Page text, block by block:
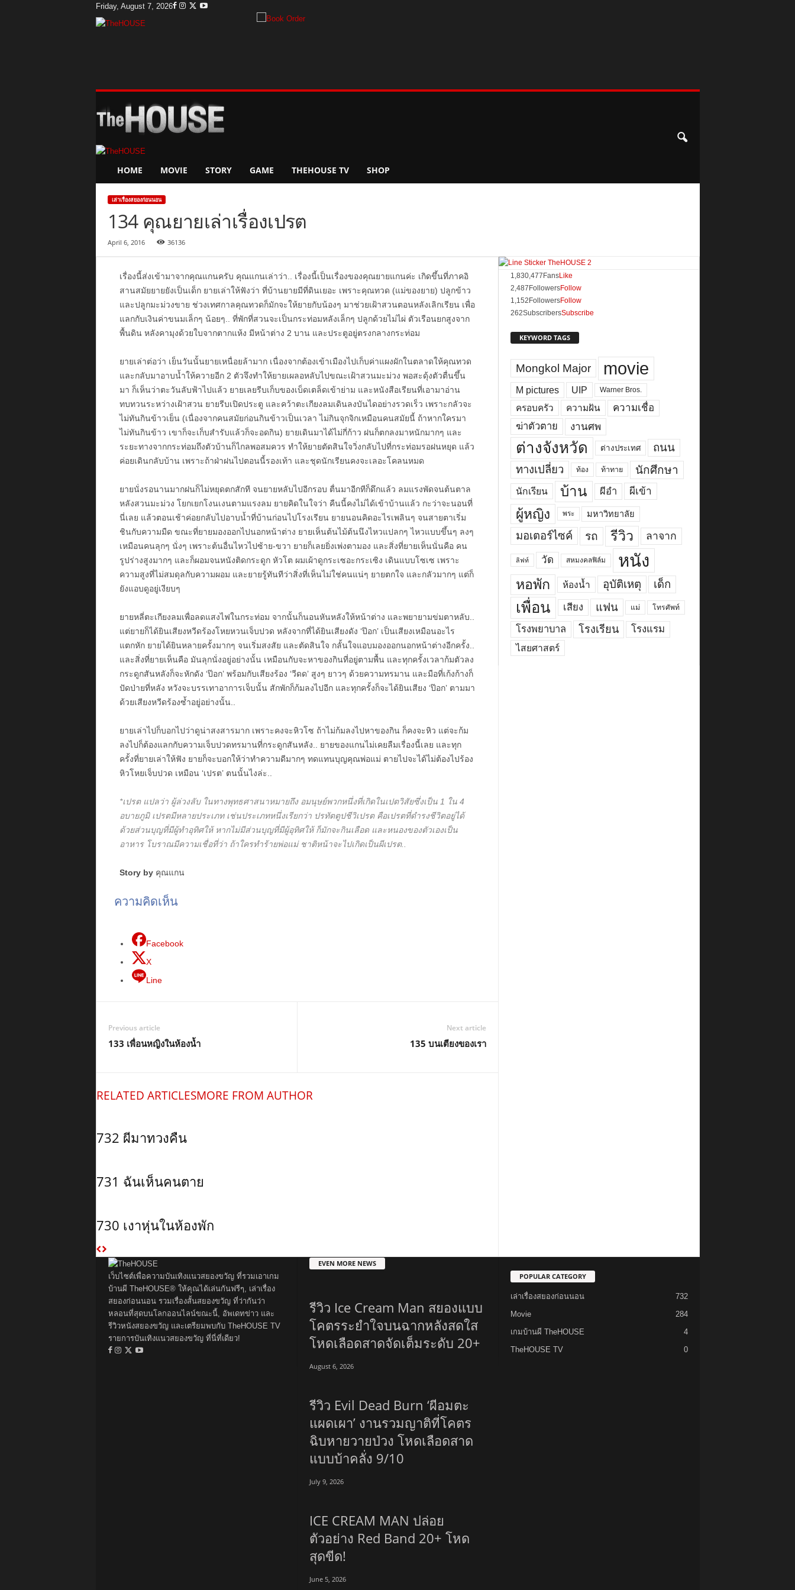
Friday, August 7, 2026
s
HOME MOVIE STORY GAME THEHOUSE TV SHOP
เล่าเรื่องสยองก่อนนอน
134 คุณยายเล่าเรื่องเปรต
April 6, 2016 36136
เรื่องนี้ส่งเข้ามาจากคุณแกนครับ คุณแกนเล่าว่า.. เรื่องนี้เป็นเรื่องของคุณยายแกนค่ะ เกิดขึ้นที่ภาคอิ
สานสมัยยายยังเป็นเด็ก ยายเล่าให้ฟังว่า ที่บ้านยายมีที่ดินเยอะ เพราะคุณทวด (แม่ของยาย) ปลูกข้าว
และปลูกมะม่วงขาย ช่วงเทศกาลคุณทวดก็มักจะให้ยายกับน้องๆ มาช่วยเฝ้าสวนตอนหลังเลิกเรียน เพื่อ
แลกกับเงินค่าขนมเล็กๆ น้อยๆ.. ที่พักที่สวนจะเป็นกระท่อมหลังเล็กๆ ปลูกด้วยไม่ไผ่ ตัวเรือนยกสูงจาก
พื้นดิน หลังคามุงด้วยใบจากตากแห้ง มีหน้าต่าง 2 บาน และประตูอยู่ตรงกลางกระท่อม
ยายเล่าต่อว่า เย็นวันนั้นยายเหนื่อยล้ามาก เนื่องจากต้องเข้าเมืองไปเก็บค่าแผงผักในตลาดให้คุณทวด
และกลับมาอาบน้ำให้ควายอีก 2 ตัวจึงทำให้ยายเผลอหลับไปขณะเฝ้าสวนมะม่วง พอสะดุ้งตัวตื่นขึ้น
มา ก็เห็นว่าตะวันลับฟ้าไปแล้ว ยายเลยรีบเก็บของเบ็ดเตล็ดเข้าย่าม และหนังสือเรียนที่เอามาอ่าน
ทบทวนระหว่างเฝ้าสวน ยายรีบเปิดประตู และคว้าตะเกียงลมเดินลงบันไดอย่างรวดเร็ว เพราะกลัวจะ
ไม่ทันกินข้าวเย็น (เนื่องจากคนสมัยก่อนกินข้าวเป็นเวลา ไม่กินจุกจิกเหมือนคนสมัยนี้ ถ้าหากใครมา
ไม่ทันกินข้าว เขาก็จะเก็บสำรับแล้วก็จะอดกิน) ยายเดินมาได้ไม่กี่ก้าว ฝนก็ตกลงมาหนักมากๆ และ
ระยะทางจากกระท่อมถึงตัวบ้านก็ไกลพอสมควร ทำให้ยายตัดสินใจวิ่งกลับไปที่กระท่อมรอฝนหยุด แล้ว
ค่อยเดินกลับบ้าน เพราะถ้าฝ่าฝนไปตอนนี้รองเท้า และชุดนักเรียนคงจะเลอะโคลนหมด
ยายนั่งรอนานมากฝนก็ไม่หยุดตกสักที จนยายหลับไปอีกรอบ ตื่นมาอีกทีก็ดึกแล้ว ลมแรงพัดจนต้นตาล
หลังสวนมะม่วง โยกเยกโงนเงนตามแรงลม ยายคิดในใจว่า คืนนี้คงไม่ได้เข้าบ้านแล้ว กะว่าจะนอนที่
นี่เลย แล้วตอนเช้าค่อยกลับไปอาบน้ำที่บ้านก่อนไปโรงเรียน ยายนอนคิดอะไรเพลินๆ จนสายตาเริ่ม
ชินกับความมืด ขณะที่ยายมองออกไปนอกหน้าต่าง ยายเห็นต้นไม้ต้นนึงไหวแปลกๆ ไหวแบบขึ้นๆ ลงๆ
เหมือนคนลุกๆ นั่งๆ เพราะต้นอื่นไหวไปซ้าย-ขวา ยายก็เลยยิ่งเพ่งตามอง และสิ่งที่ยายเห็นนั่นคือ คน
รูปร่างสูงมากๆ และก็ผอมจนหนังติดกระดูก หัวโต ผมเผ้าดูกระเซอะกระเซิง เดินแบบโซเซ เพราะ
ความสูงที่ไม่สมดุลกับความผอม และยายรู้ทันทีว่าสิ่งที่เห็นไม่ใช่คนแน่ๆ ยายตกใจ และกลัวมากๆ แต่ก็
ยังแอบดูอยู่เงียบๆ
ยายหลี่ตะเกียงลมเพื่อลดแสงไฟในกระท่อม จากนั้นก็นอนหันหลังให้หน้าต่าง และพยายามข่มตาหลับ..
แต่ยายก็ได้ยินเสียงหวีดร้องโหยหวนเจ็บปวด หลังจากที่ได้ยินเสียงดัง ‘ป๊อก’ เป็นเสียงเหมือนอะไร
แตกหัก ยายได้ยินหลายครั้งมากๆ จนเริ่มสงสัย และตัดสินใจ กลั้นใจแอบมองออกนอกหน้าต่างอีกครั้ง..
และสิ่งที่ยายเห็นคือ มันลุกนั่งอยู่อย่างนั้น เหมือนกับจะหาของกินที่อยู่ตามพื้น และทุกครั้งเวลาก้มตัวลง
กระดูกสันหลังก็จะหักดัง ‘ป๊อก’ พร้อมกับเสียงร้อง ‘วีดด’ สูงๆ ยาวๆ ด้วยความทรมาน และมือที่เก้งก้างก็
ปัดป่ายที่หลัง หวังจะบรรเทาอาการเจ็บนั้น สักพักก็ก้มลงไปอีก และทุกครั้งก็จะได้ยินเสียง ‘ป๊อก’ ตามมา
ด้วยเสียงหวีดร้องซ้ำอยู่อย่างนั้น..
ยายเล่าไปก็บอกไปว่าดูน่าสงสารมาก เพราะคงจะหิวโซ ถ้าไม่ก้มลงไปหาของกิน ก็คงจะหิว แต่จะก้ม
ลงไปก็ต้องแลกกับความเจ็บปวดทรมานที่กระดูกสันหลัง.. ยายของแกนไม่เคยลืมเรื่องนี้เลย และทุก
ครั้งที่ยายเล่าให้ฟัง ยายก็จะบอกให้ว่าทำความดีมากๆ ทดแทนบุญคุณพ่อแม่ ตายไปจะได้ไม่ต้องไปร้อง
หิวโหยเจ็บปวด เหมือน ‘เปรต’ ตนนั้นไงล่ะ..
*เปรต แปลว่า ผู้ล่วงลับ ในทางพุทธศาสนาหมายถึง อมนุษย์พวกหนึ่งที่เกิดในเปตวิสัยซึ่งเป็น 1 ใน 4
อบายภูมิ เปรตมีหลายประเภท เช่นประเภทหนึ่งเรียกว่า ปรทัตตูปชีวิเปรต คือเปรตที่ดำรงชีวิตอยู่ได้
ด้วยส่วนบุญที่มีผู้ทำอุทิศให้ หากไม่มีส่วนบุญที่มีผู้อุทิศให้ ก็มักจะกินเลือด และหนองของตัวเองเป็น
อาหาร โบราณมีความเชื่อที่ว่า ถ้าใครทำร้ายพ่อแม่ ชาติหน้าจะไปเกิดเป็นผีเปรต..
Story byคุณแกน
ความคิดเห็น
Facebook
X
Line
Previous article
133 เพื่อนหญิงในห้องน้ำ
Next article
135 บนเตียงของเรา
RELATED ARTICLESMORE FROM AUTHOR
732 ผีมาทวงคืน
731 ฉันเห็นคนตาย
730 เงาหุ่นในห้องพัก
1,830,477 FansLike
2,487 FollowersFollow
1,152 FollowersFollow
262SubscribersSubscribe
KEYWORD TAGS
Mongkol Major movie
M pictures UIP Warner Bros.
ครอบครัว ความฝัน
ความเชื่อ
ฆ่าตัวตาย
งานศพ
ต่างจังหวัด ต่างประเทศ
ถนน
ทางเปลี่ยว
ท้อง ท้าทาย นักศึกษา
นักเรียน บ้าน ผีอำ ผีเข้า
ผู้หญิง พระ มหาวิทยาลัย
มอเตอร์ไซค์ รถ รีวิว ลาจาก
ลิฟท์ วัด สหมงคลฟิล์ม หนัง
หอพัก ห้องน้ำ อุบัติเหตุ เด็ก
เพื่อน เสียง แฟน แม่ โทรศัพท์
โรงพยาบาล โรงเรียน โรงแรม
ไสยศาสตร์
เว็บไซต์เพื่อความบันเทิงแนวสยองขวัญ ที่รวมเอาเกม
บ้านผี TheHOUSE® ให้คุณได้เล่นกันฟรีๆ, เล่าเรื่อง
สยองก่อนนอน รวมเรื่องสั้นสยองขวัญ ที่ว่ากันว่า
หลอนที่สุดบนโลกออนไลน์ขณะนี้, อัพเดทข่าว และ
รีวิวหนังสยองขวัญ และเตรียมพบกับ TheHOUSE TV
รายการบันเทิงแนวสยองขวัญ ที่นี่ที่เดียว!
EVEN MORE NEWS
รีวิว Ice Cream Man สยองแบบ
โคตรระยำใจบนฉากหลังสดใส
โหดเลือดสาดจัดเต็มระดับ 20+
August 6, 2026
รีวิว Evil Dead Burn ‘ผีอมตะ
แผดเผา’ งานรวมญาติที่โคตร
ฉิบหายวายป่วง โหดเลือดสาด
แบบบ้าคลั่ง 9/10
July 9, 2026
ICE CREAM MAN ปล่อย
ตัวอย่าง Red Band 20+ โหด
สุดขีด!
June 5, 2026
POPULAR CATEGORY
เล่าเรื่องสยองก่อนนอน
732
Movie
284
เกมบ้านผี TheHOUSE
4
TheHOUSE TV
0